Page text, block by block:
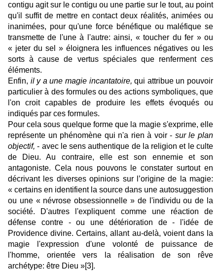
contigu agit sur le contigu ou une partie sur le tout, au point
qu'il suffit de mettre en contact deux réalités, animées ou
inanimées, pour qu'une force bénéfique ou maléfique se
transmette de l'une à l'autre: ainsi, « toucher du fer » ou
« jeter du sel » éloignera les influences négatives ou les
sorts à cause de vertus spéciales que renferment ces
éléments.
Enfin, il y a une magie incantatoire, qui attribue un pouvoir
particulier à des formules ou des actions symboliques, que
l'on croit capables de produire les effets évoqués ou
indiqués par ces formules.
Pour cela sous quelque forme que la magie s'exprime, elle
représente un phénomène qui n'a rien à voir - sur le plan
objectif, - avec le sens authentique de la religion et le culte
de Dieu. Au contraire, elle est son ennemie et son
antagoniste. Cela nous pouvons le constater surtout en
décrivant les diverses opinions sur l’origine de la magie:
« certains en identifient la source dans une autosuggestion
ou une « névrose obsessionnelle » de l'individu ou de la
société. D'autres l'expliquent comme une réaction de
défense contre - ou une détérioration de - l'idée de
Providence divine. Certains, allant au-delà, voient dans la
magie l'expression d'une volonté de puissance de
l'homme, orientée vers la réalisation de son rêve
archétype: être Dieu »[3].